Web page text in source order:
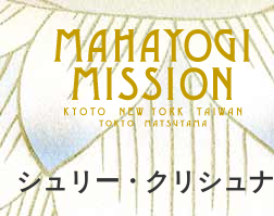
シュリー・クリシュナ